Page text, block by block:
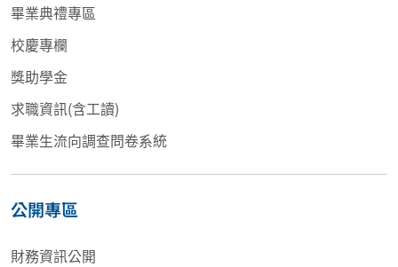
畢業典禮專區
校慶專欄
獎助學金
求職資訊(含工讀)
畢業生流向調查問卷系統
公開專區
財務資訊公開